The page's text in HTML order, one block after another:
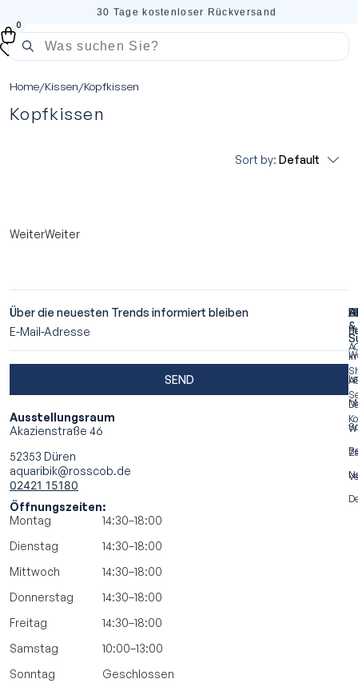
30 Tage kostenloser Rückversand
0
Home/Kissen/Kopfkissen
Kopfkissen
Sort by: Default
WeiterWeiter
Über die neuesten Trends informiert bleiben
SEND
Ausstellungsraum
Akazienstraße 46
52353 Düren
aquaribik@rosscob.de
02421 15180
Öffnungszeiten:
Montag
14:30–18:00
Dienstag
14:30–18:00
Mittwoch
14:30–18:00
Donnerstag
14:30–18:00
Freitag
14:30–18:00
Samstag
10:00–13:00
Sonntag
Geschlossen
&